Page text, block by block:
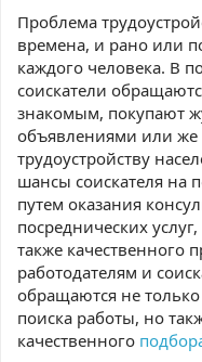
Проблема
времена, и рано или
каждого человека. В
соискатели
знакомым, покупают
объявлениями или же
трудоустройству
шансы соискателя на
путем оказания
посреднических
также качественного
работодателям и
обращаются не
поиска работы, но
качественного